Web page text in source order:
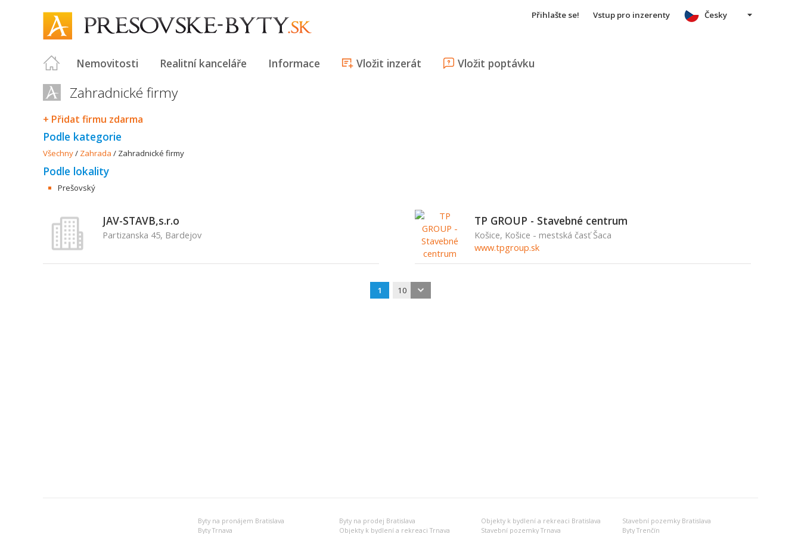
Přihlašte se! Vstup pro inzerenty
Nemovitosti Realitní kanceláře Informace Vložit inzerát Vložit poptávku
Česky
Zahradnické firmy
+ Přidat firmu zdarma
Podle kategorie
Všechny/ Zahrada / Zahradnické firmy
Podle lokality
Prešovský
JAV-STAVB,s.r.o
Partizanska 45, Bardejov
TP GROUP - Stavebné centrum
Košice, Košice - mestská časť Šaca
www.tpgroup.sk
1 10
Byty na pronájem Bratislava Byty na prodej Bratislava Objekty k bydlení a rekreaci Bratislava
Stavební pozemky Bratislava
Byty Trnava
Objekty k bydlení a rekreaci Trnava Stavební pozemky Trnava Byty Trenčín